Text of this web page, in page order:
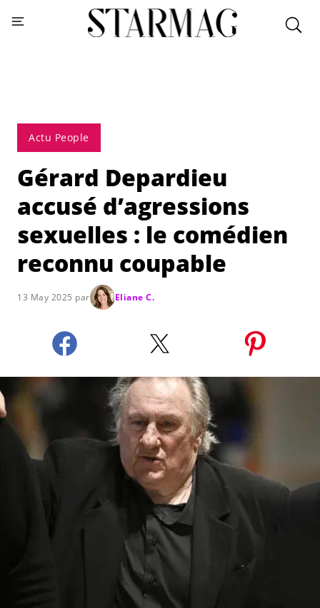
Actu People
Gérard Depardieu
accusé d’agressions
sexuelles : le comédien
reconnu coupable
13 May 2025 par Eliane C.